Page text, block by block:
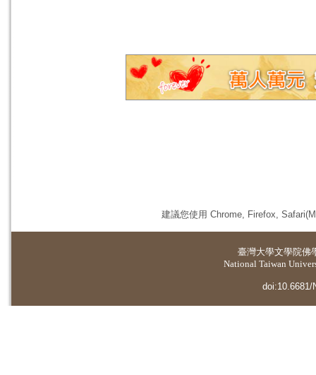
建議您使用 Chrome, Firefox,
臺灣大學文學院佛
National Taiwan
doi:10.6681/